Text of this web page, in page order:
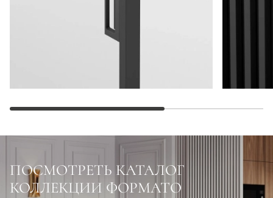
ПОСМОТРЕТЬ КАТАЛОГ
КОЛЛЕКЦИИ ФОРМАТО